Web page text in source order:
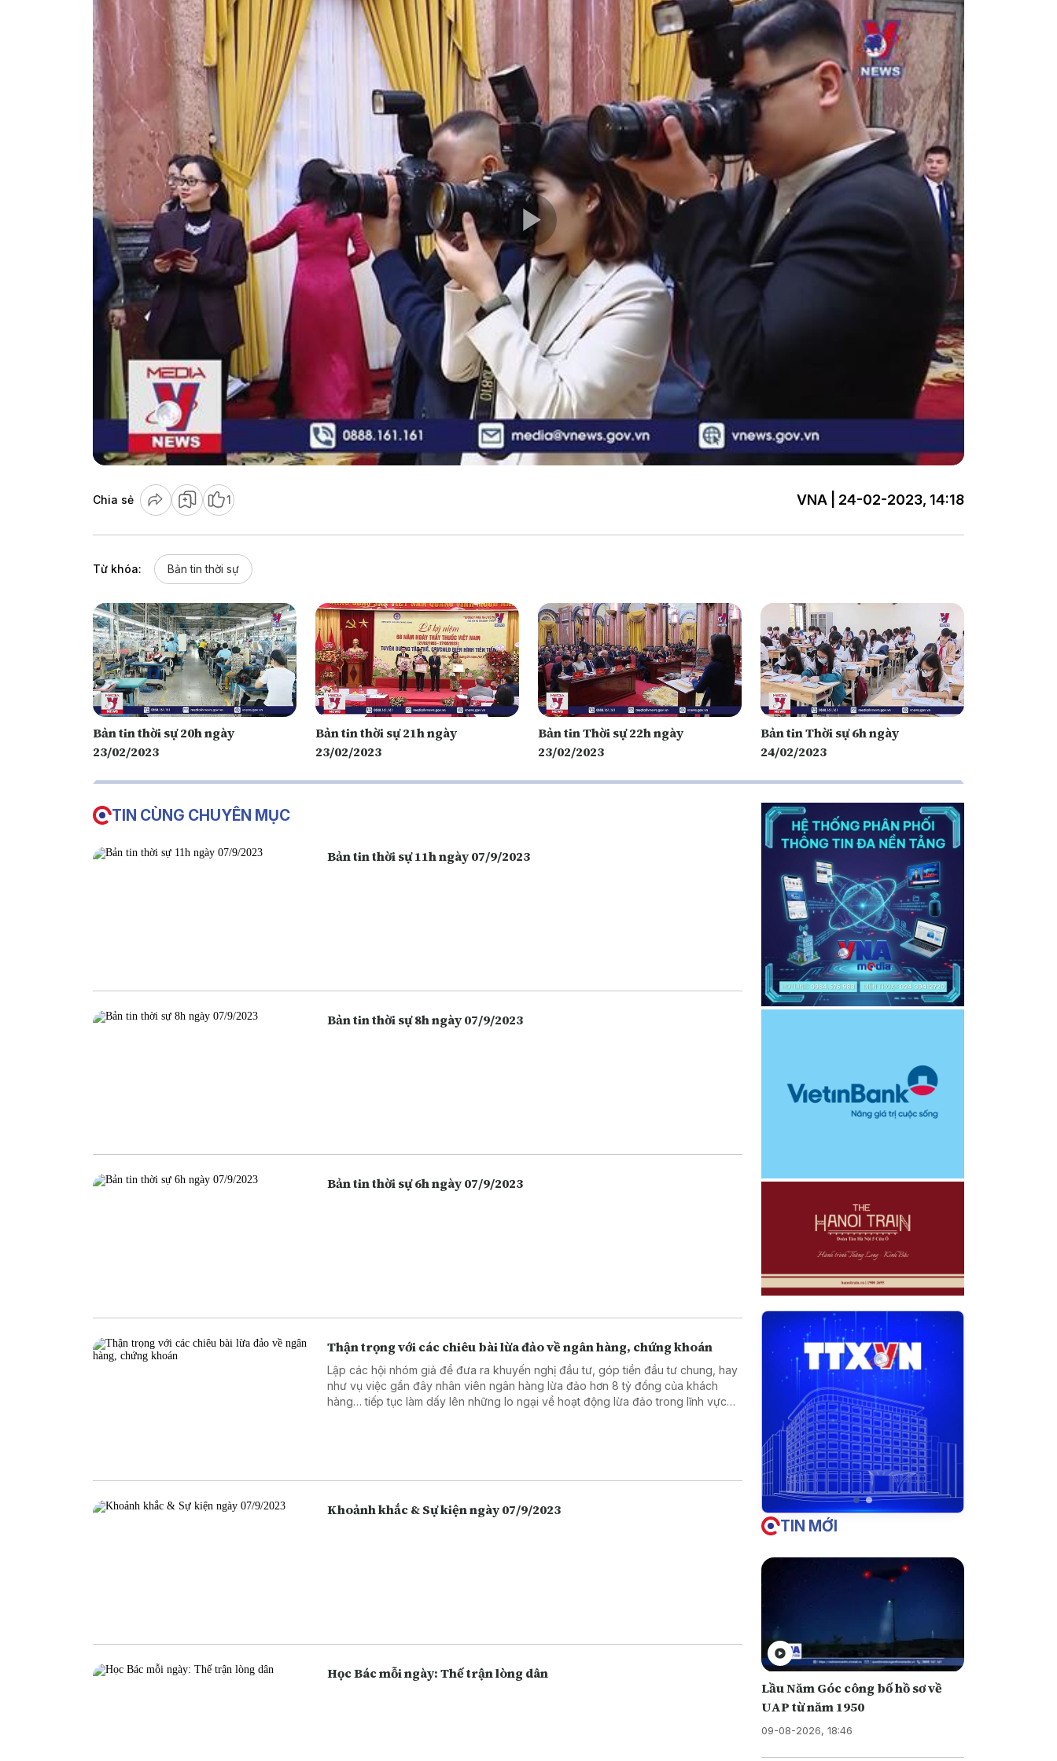
Play
Video
Chia sẻ 1 VNA | 24-02-2023, 14:18
Từ khóa: Bản tin thời sự
Bản tin thời sự 20h ngày
23/02/2023
Bản tin thời sự 21h ngày
23/02/2023
Bản tin Thời sự 22h ngày
23/02/2023
Bản tin Thời sự 6h ngày
24/02/2023
TIN CÙNG CHUYÊN MỤC
Bản tin thời sự 11h ngày 07/9/2023
Bản tin thời sự 8h ngày 07/9/2023
Bản tin thời sự 6h ngày 07/9/2023
Thận trọng với các chiêu bài lừa đảo về ngân hàng, chứng khoán
Lập các hội nhóm giả để đưa ra khuyến nghị đầu tư, góp tiền đầu tư chung, hay
như vụ việc gần đây nhân viên ngân hàng lừa đảo hơn 8 tỷ đồng của khách
hàng… tiếp tục làm dấy lên những lo ngại về hoạt động lừa đảo trong lĩnh vực
Khoảnh khắc & Sự kiện ngày 07/9/2023
Học Bác mỗi ngày: Thế trận lòng dân
TIN MỚI
Lầu Năm Góc công bố hồ sơ về
UAP từ năm 1950
09-08-2026, 18:46